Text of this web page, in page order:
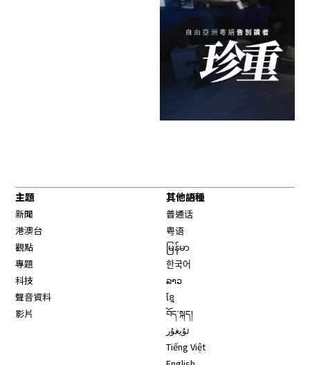
主題
新聞
港澳台
觀點
專題
科技
聲音資料
影片
其他語種
普通话
粤语
မြန်မာ
한국어
ລາວ
ខ្មែ
བོད་སྐད།
ئۇيغۇر
Tiếng Việt